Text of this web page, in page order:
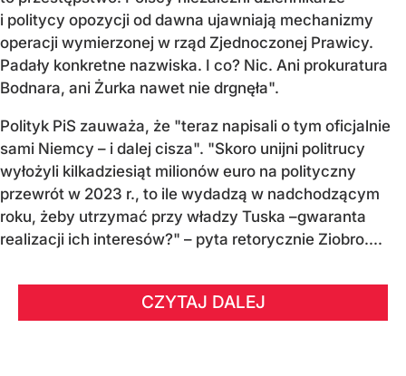
i politycy opozycji od dawna ujawniają mechanizmy
operacji wymierzonej w rząd Zjednoczonej Prawicy.
Padały konkretne nazwiska. I co? Nic. Ani prokuratura
Bodnara, ani Żurka nawet nie drgnęła".
Polityk PiS zauważa, że "teraz napisali o tym oficjalnie
sami Niemcy – i dalej cisza". "Skoro unijni politrucy
wyłożyli kilkadziesiąt milionów euro na polityczny
przewrót w 2023 r., to ile wydadzą w nadchodzącym
roku, żeby utrzymać przy władzy Tuska –gwaranta
realizacji ich interesów?" – pyta retorycznie Ziobro....
CZYTAJ DALEJ